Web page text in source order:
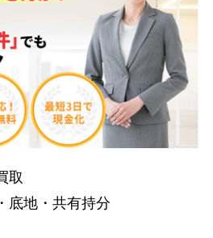
取
底地・共有持分